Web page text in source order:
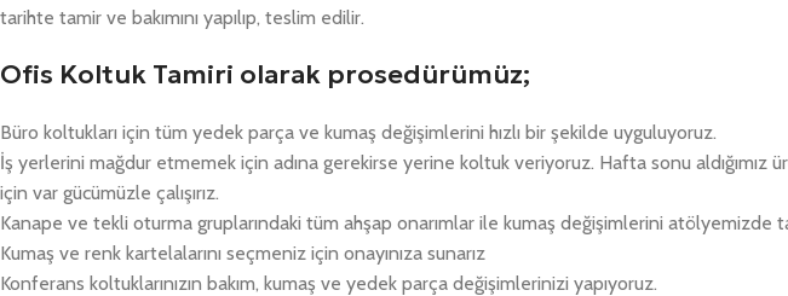
tarihte tamir ve bakımını yapılıp, teslim edilir.
Ofis Koltuk Tamiri olarak prosedürümüz;
Büro koltukları için tüm yedek parça ve kumaş değişimlerini hızlı bir şekilde uyguluyoruz.
İş yerlerini mağdur etmemek için adına gerekirse yerine koltuk veriyoruz. Hafta sonu aldığımız
için var gücümüzle çalışırız.
Kanape ve tekli oturma gruplarındaki tüm ahşap onarımlar ile kumaş değişimlerini atölyemizde
Kumaş ve renk kartelalarını seçmeniz için onayınıza sunarız
Konferans koltuklarınızın bakım, kumaş ve yedek parça değişimlerinizi yapıyoruz.